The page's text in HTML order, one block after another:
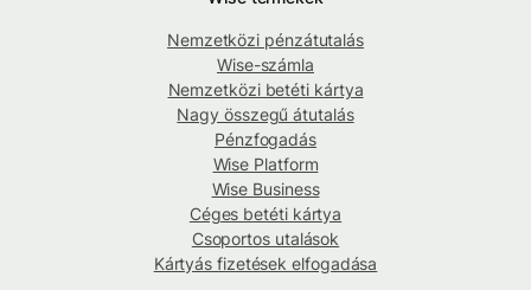
Nemzetközi pénzátutalás
Wise-számla
Nemzetközi betéti kártya
Nagy összegű átutalás
Pénzfogadás
Wise Platform
Wise Business
Céges betéti kártya
Csoportos utalások
Kártyás fizetések elfogadása